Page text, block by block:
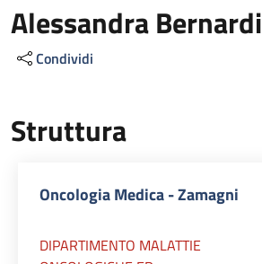
Alessandra Bernardi
Condividi
Struttura
Oncologia Medica - Zamagni
DIPARTIMENTO MALATTIE